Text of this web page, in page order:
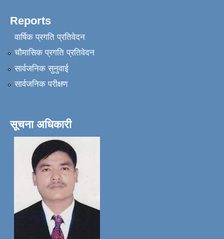
Reports
वार्षिक प्रगति प्रतिवेदन
चौमासिक प्रगति प्रतिवेदन
सार्वजनिक सुनुवाई
सार्वजनिक परीक्षण
सूचना अधिकारी